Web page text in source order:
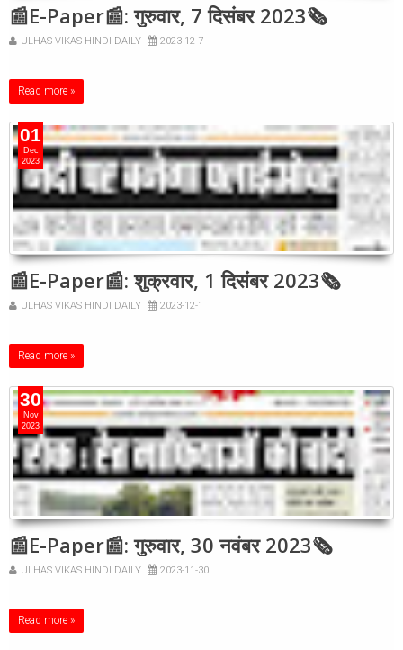
📰E-Paper📰: गुरुवार, 7 दिसंबर 2023🗞
ULHAS VIKAS HINDI DAILY 2023-12-7
Read more »
01
Dec
2023
📰E-Paper📰: शुक्रवार, 1 दिसंबर 2023🗞
ULHAS VIKAS HINDI DAILY 2023-12-1
Read more »
30
Nov
2023
📰E-Paper📰: गुरुवार, 30 नवंबर 2023🗞
ULHAS VIKAS HINDI DAILY 2023-11-30
Read more »